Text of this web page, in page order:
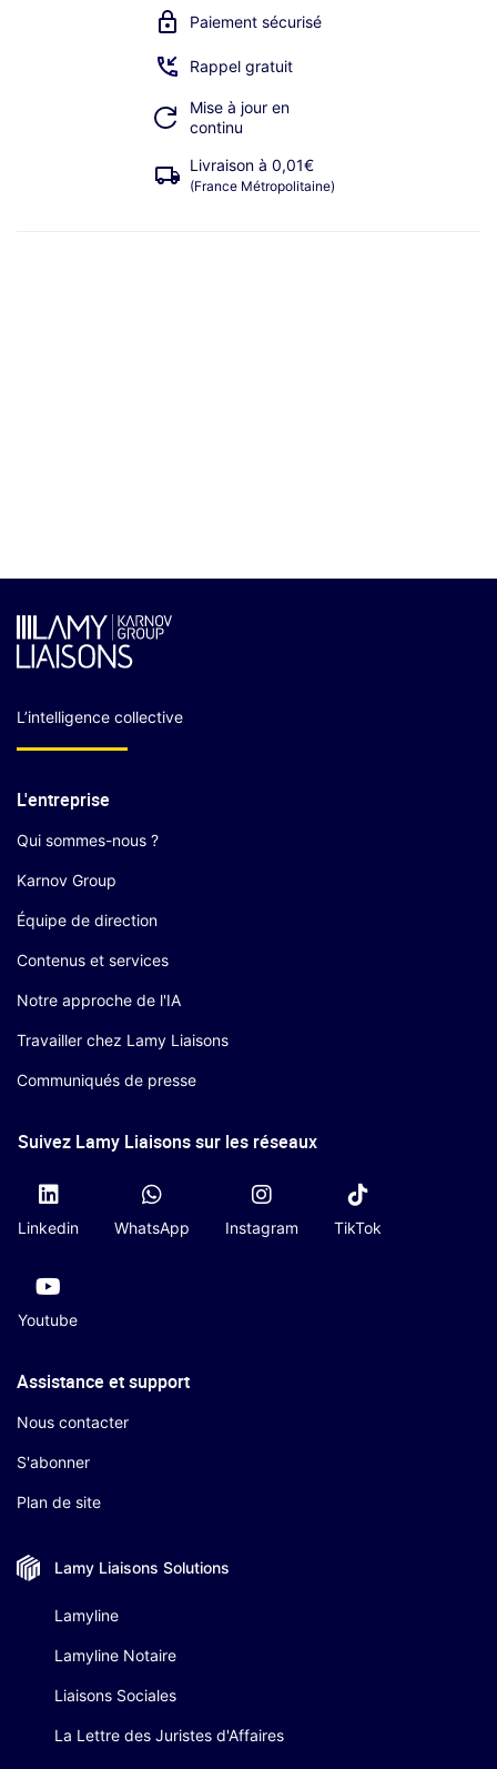
Paiement sécurisé
Rappel gratuit
Mise à jour en
continu
Livraison à 0,01€
(France Métropolitaine)
L’intelligence collective
L'entreprise
Qui sommes-nous ?
Karnov Group
Équipe de direction
Contenus et services
Notre approche de l'IA
Travailler chez Lamy Liaisons
Communiqués de presse
Suivez Lamy Liaisons sur les réseaux
Linkedin WhatsApp Instagram TikTok
Youtube
Assistance et support
Nous contacter
S'abonner
Plan de site
Lamy Liaisons Solutions
Lamyline
Lamyline Notaire
Liaisons Sociales
La Lettre des Juristes d'Affaires